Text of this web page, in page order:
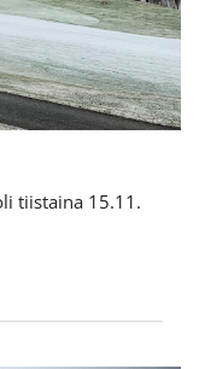
tiistaina 15.11.